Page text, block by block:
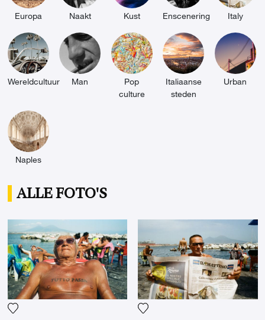
Europa Naakt Kust Enscenering Italy
Wereldcultuur Man
Pop
culture
Italiaanse
steden
Urban
Naples
ALLE FOTO'S